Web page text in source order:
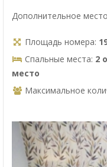
Дополнительное
Площадь номера:
Спальные места: 2
место
Максимальное